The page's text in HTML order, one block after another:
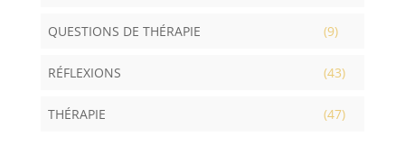
QUESTIONS DE THÉRAPIE (9)
RÉFLEXIONS (43)
THÉRAPIE (47)